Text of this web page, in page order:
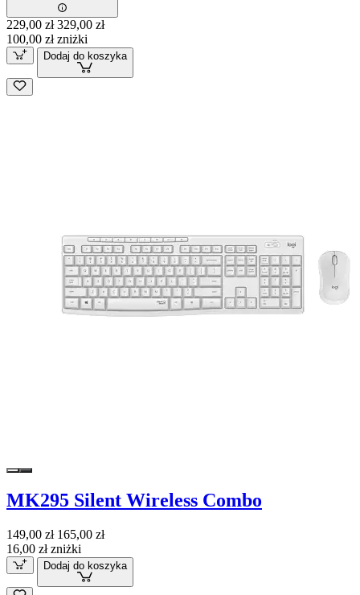
229,00 zł 329,00 zł
100,00 zł zniżki
Dodaj do koszyka
MK295 Silent Wireless Combo
149,00 zł 165,00 zł
16,00 zł zniżki
Dodaj do koszyka